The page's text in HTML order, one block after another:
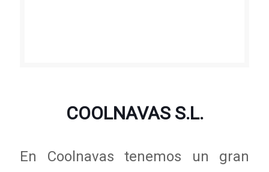
COOLNAVAS S.L.
En Coolnavas tenemos un gran